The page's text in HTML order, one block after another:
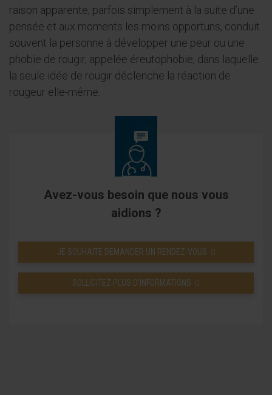
raison apparente, parfois simplement à la suite d’une
pensée et aux moments les moins opportuns, conduit
souvent la personne à développer une peur ou une
phobie de rougir, appelée éreutophobie, dans laquelle
la seule idée de rougir déclenche la réaction de
rougeur elle-même.
Avez-vous besoin que nous vous
aidions ?
JE SOUHAITE DEMANDER UN RENDEZ-VOUS
SOLLICITEZ PLUS D’INFORMATIONS